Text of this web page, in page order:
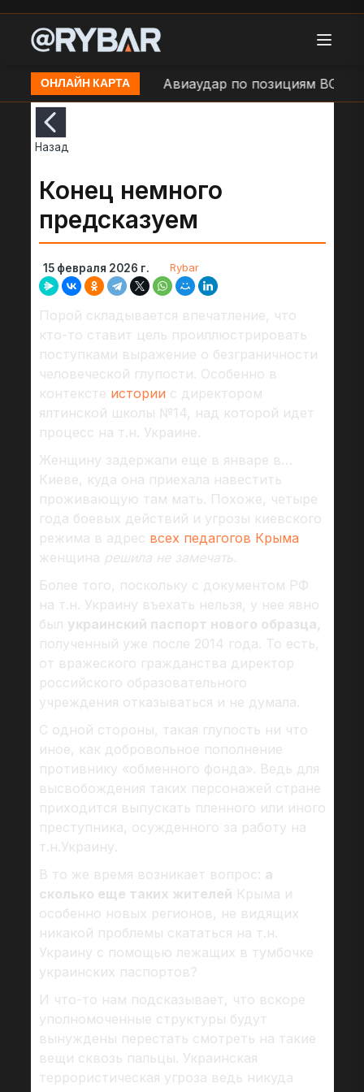
ОНЛАЙН КАРТА
районе н.п. Сумы Авиаудар по позициям ВСУ в
Назад
Конец немного
предсказуем
15 февраля 2026 г. Rybar
Порой складывается впечатление, что
кто-то ставит цель проиллюстрировать
поступками выражение о безграничности
человеческой глупости. Особенно в
контексте истории с директором
ялтинской школы №14, над которой идет
процесс на т.н. Украине.
Женщину задержали еще в январе в…
Киеве, куда она приехала навестить
проживающую там мать. Похоже, четыре
года боевых действий и угрозы киевского
режима в адрес всех педагогов Крыма
женщина решила не замечать.
Более того, поскольку с документом РФ
на т.н. Украину въехать нельзя, у нее явно
был украинский паспорт нового образца,
полученный уже после 2014 года. То есть,
от вражеского гражданства директор
российского образовательного
учреждения отказываться и не думала.
С одной стороны, такая глупость ни что
иное, как добровольное пополнение
противнику «обменного фонда». Ведь для
высвобождения таких персонажей стране
приходится выпускать пленного или иного
преступника, осужденного за работу на
т.н.Украину.
В то же время возникает вопрос: а
сколько еще таких жителей Крыма и
особенно новых регионов, не видящих
никакой проблемы скататься на т.н.
Украину с помощью лежащих в тумбочке
украинских паспортов?
И что-то нам подсказывает, что вскоре
уполномоченные структуры будут
вынуждены перестать смотреть на такие
вещи сквозь пальцы. Украинская
террористическая угроза ведь никуда